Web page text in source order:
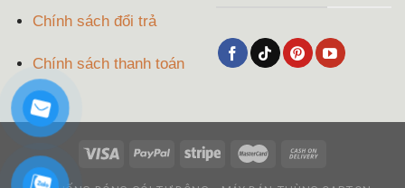
Chính sách đổi trả
Chính sách thanh toán